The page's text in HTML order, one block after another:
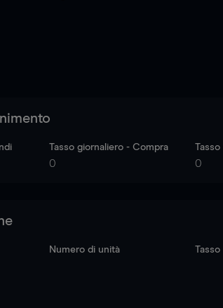
Tasso giornaliero - Compra
0 0
Numero di unità Tasso